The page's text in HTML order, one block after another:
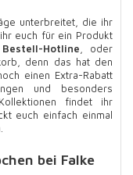
unterbreitet, die ihr
euch für ein Produkt
Hotline, oder
denn das hat den
einen Extra-Rabatt
und besonders
findet ihr
euch einfach einmal
bei Falke